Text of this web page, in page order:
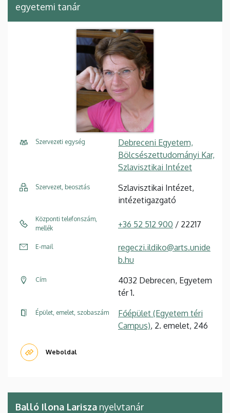
egyetemi tanár
Szervezeti egység
Debreceni Egyetem,
Bölcsészettudományi Kar,
Szlavisztikai Intézet
Szervezet, beosztás
Szlavisztikai Intézet,
intézetigazgató
Központi telefonszám,
mellék
+36 52 512 900 / 22217
E-mail
regeczi.ildiko@arts.unide
b.hu
Cím
4032 Debrecen, Egyetem
tér 1.
Épület, emelet, szobaszám
Főépület (Egyetem téri
Campus), 2. emelet, 246
Weboldal
Balló Ilona Larisza nyelvtanár